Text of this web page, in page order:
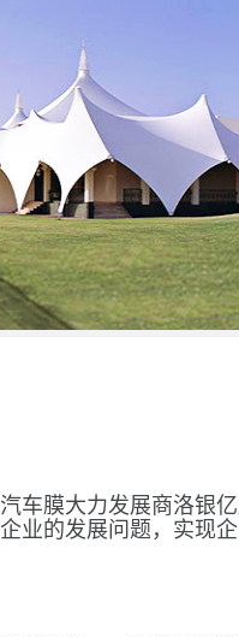
车膜大力发展商洛银
业的发展问题，实现